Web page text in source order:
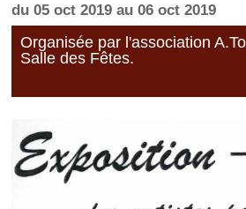
Vos professionnels
Loisirs
du05 oct 2019 au06 oct 2019
Organisée par l'association
Salle des Fêtes.